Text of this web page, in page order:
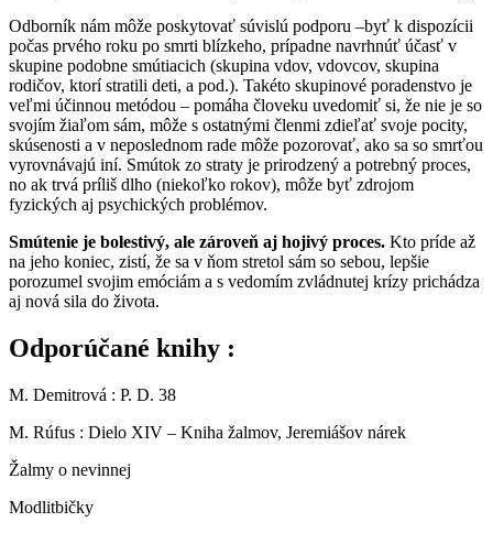
Odborník nám môže poskytovať súvislú podporu –byť k dispozícii
počas prvého roku po smrti blízkeho, prípadne navrhnúť účasť v
skupine podobne smútiacich (skupina vdov, vdovcov, skupina
rodičov, ktorí stratili deti, a pod.). Takéto skupinové poradenstvo je
veľmi účinnou metódou – pomáha človeku uvedomiť si, že nie je so
svojím žiaľom sám, môže s ostatnými členmi zdieľať svoje pocity,
skúsenosti a v neposlednom rade môže pozorovať, ako sa so smrťou
vyrovnávajú iní. Smútok zo straty je prirodzený a potrebný proces,
no ak trvá príliš dlho (niekoľko rokov), môže byť zdrojom
fyzických aj psychických problémov.
Smútenie je bolestivý, ale zároveň aj hojivý proces. Kto príde až
na jeho koniec, zistí, že sa v ňom stretol sám so sebou, lepšie
porozumel svojim emóciám a s vedomím zvládnutej krízy prichádza
aj nová sila do života.
Odporúčané knihy :
M. Demitrová : P. D. 38
M. Rúfus : Dielo XIV – Kniha žalmov, Jeremiášov nárek
Žalmy o nevinnej
Modlitbičky